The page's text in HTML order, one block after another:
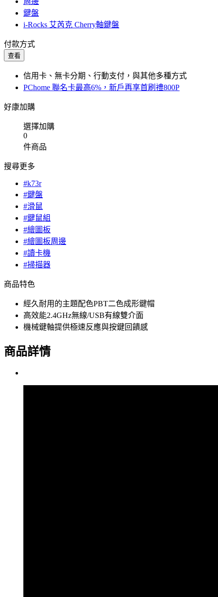
鍵盤
i-Rocks 艾芮克 Cherry軸鍵盤
付款方式
查看
信用卡、無卡分期、行動支付，與其他多種方式
PChome 聯名卡最高6%，新戶再享首刷禮800P
好康加購
選擇加購
0
件商品
搜尋更多
#k73r
#鍵盤
#滑鼠
#鍵鼠組
#繪圖板
#繪圖板周邊
#讀卡機
#掃描器
商品特色
經久耐用的主題配色PBT二色成形鍵帽
高效能2.4GHz無線/USB有線雙介面
機械鍵軸提供極速反應與按鍵回饋感
商品詳情